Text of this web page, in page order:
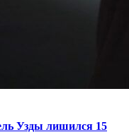
Узды лишился 15